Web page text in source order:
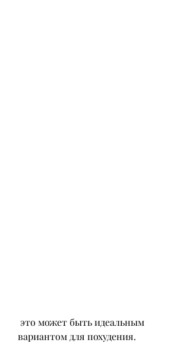
вариантом для похудения.